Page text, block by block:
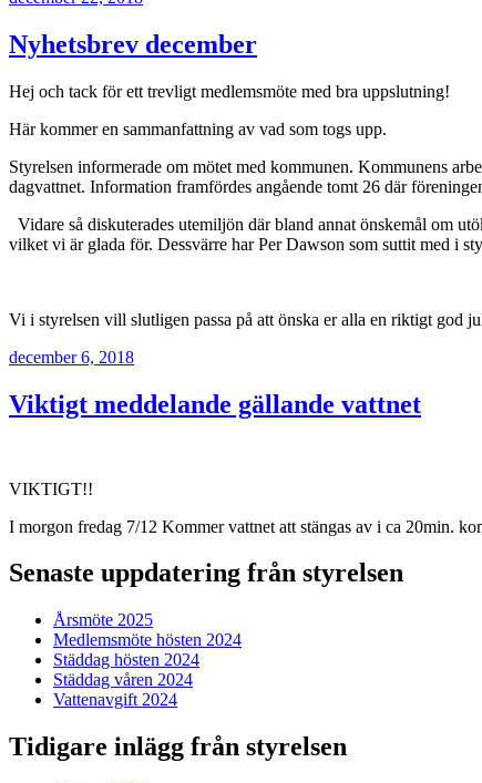
Nyhetsbrev december
Hej och tack för ett trevligt medlemsmöte med bra uppslutning!
Här kommer en sammanfattning av vad som togs upp.
Styrelsen informerade om mötet med kommunen. Kommunens
dagvattnet. Information framfördes angående tomt 26
Vidare så diskuterades utemiljön där bland annat önskemål om
vilket vi är glada för. Dessvärre har Per Dawson som suttit med i
Vi i styrelsen vill slutligen passa på att önska er alla en riktigt god
Publicerat
december 6, 2018
Viktigt meddelande gällande vattnet
VIKTIGT!!
I morgon fredag 7/12 Kommer vattnet att stängas av i ca 20min.
Senaste uppdatering från styrelsen
Årsmöte 2025
Medlemsmöte hösten 2024
Städdag hösten 2024
Städdag våren 2024
Vattenavgift 2024
Tidigare inlägg från styrelsen